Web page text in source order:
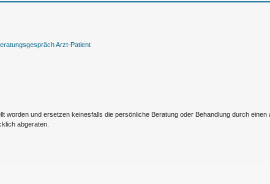
Arzt-Patient
worden und ersetzen keinesfalls die persönliche Beratung oder Behandlung durch
abgeraten.